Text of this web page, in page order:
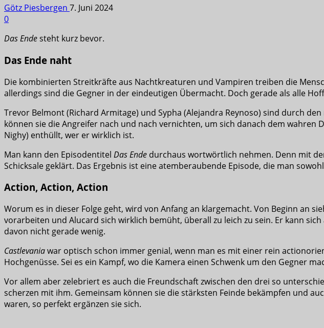
Götz Piesbergen 7. Juni 2024
0
Das Endesteht kurz bevor.
Das Ende naht
Die kombinierten Streitkräfte aus Nachtkreaturen und Vampiren treiben die
allerdings sind die Gegner in der eindeutigen Übermacht. Doch gerade als alle
Trevor Belmont (Richard Armitage) und Sypha (Alejandra Reynoso) sind durch
können sie die Angreifer nach und nach vernichten, um sich danach dem wahren
Nighy) enthüllt, wer er wirklich ist.
Man kann den Episodentitel Das Ende durchaus wortwörtlich nehmen. Denn mit
Schicksale geklärt. Das Ergebnis ist eine atemberaubende Episode, die man
Action, Action, Action
Worum es in dieser Folge geht, wird von Anfang an klargemacht. Von Beginn an
vorarbeiten und Alucard sich wirklich bemüht, überall zu leich zu sein. Er kann
davon nicht gerade wenig.
Castlevaniawar optisch schon immer genial, wenn man es mit einer rein
Hochgenüsse. Sei es ein Kampf, wo die Kamera einen Schwenk um den Gegner
Vor allem aber zelebriert es auch die Freundschaft zwischen den drei so
scherzen mit ihm. Gemeinsam können sie die stärksten Feinde bekämpfen und
waren, so perfekt ergänzen sie sich.